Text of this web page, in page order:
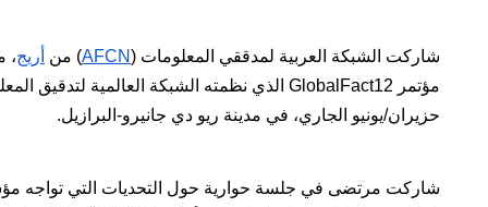
شاركت الشبكة العربية لمدققي المعلومات (AFCN) من أريج،
حزيران/يونيو الجاري، في مدينة ريو دي جانيرو-البرازيل.
شاركت مرتضى في جلسة حوارية حول التحديات التي تواجه